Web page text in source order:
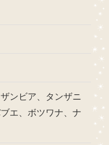
ンビア、タンザニ
エ、ボツワナ、ナ